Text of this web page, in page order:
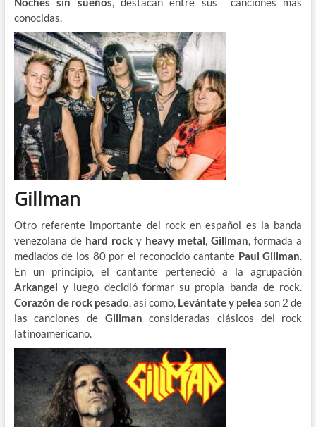
conocidas.
Gillman
Otro referente importante del rock en español es la banda
venezolana de hard rocky heavy metal,Gillman, formada a
mediados de los 80 por el reconocido cantante Paul Gillman.
En un principio, el cantante perteneció a la agrupación
Arkangel y luego decidió formar su propia banda de rock.
Corazón de rock pesado, así como, Levántate y pelea son 2 de
las canciones de Gillman consideradas clásicos del rock
latinoamericano.